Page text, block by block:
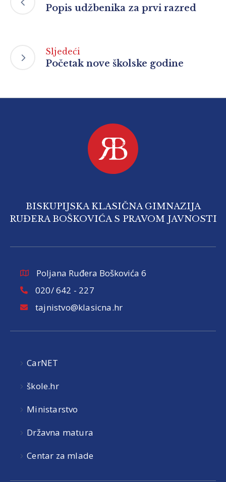
Popis udžbenika za prvi razred
Sljedeći
Početak nove školske godine
BISKUPIJSKA KLASIČNA GIMNAZIJA
RUĐERA BOŠKOVIĆA S PRAVOM JAVNOSTI
Poljana Ruđera Boškovića 6
020/ 642 - 227
tajnistvo@klasicna.hr
CarNET
škole.hr
Ministarstvo
Državna matura
Centar za mlade